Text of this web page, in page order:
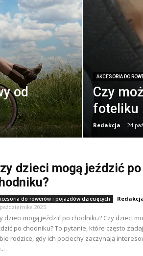
od
AKCESORIA DO
Czy
foteliku
Redakcja - 24
dzieci mogą jeździć po
do rowerów i pojazdów dziecięcych
2025
dzieci mogą jeździć po chodniku? Czy dzieci
po chodniku? To pytanie, które często
rodzice, gdy ich pociechy zaczynają